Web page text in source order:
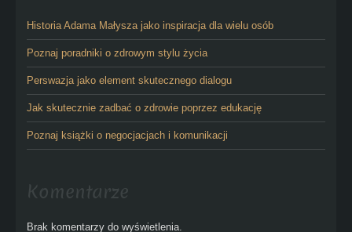
Historia Adama Małysza jako inspiracja dla wielu osób
Poznaj poradniki o zdrowym stylu życia
Perswazja jako element skutecznego dialogu
Jak skutecznie zadbać o zdrowie poprzez edukację
Poznaj książki o negocjacjach i komunikacji
Komentarze
Brak komentarzy do wyświetlenia.